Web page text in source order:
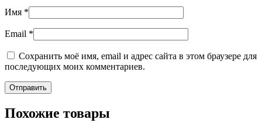
Имя *
Email *
Сохранить моё имя, email и адрес сайта в этом браузере для
последующих моих комментариев.
Похожие товары